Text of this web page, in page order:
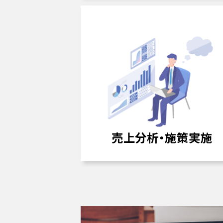
売上分析・施策実施